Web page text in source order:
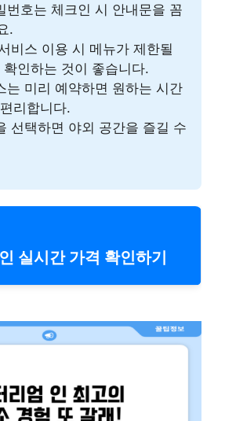
번호는 체크인 시 안내문을 꼼
.
비스 이용 시 메뉴가 제한될
인하는 것이 좋습니다.
는 미리 예약하면 원하는 시간
리합니다.
선택하면 야외 공간을 즐길 수
실시간 가격 확인하기